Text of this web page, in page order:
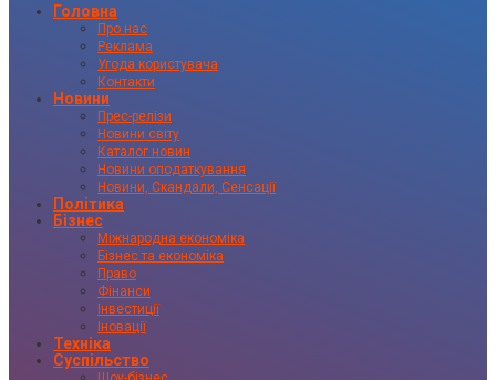
Головна
Про нас
Реклама
Угода користувача
Контакти
Новини
Прес-релізи
Новини світу
Каталог новин
Новини оподаткування
Новини, Скандали, Сенсації
Політика
Бізнес
Міжнародна економіка
Бізнес та економіка
Право
Фінанси
Інвестиції
Іновації
Техніка
Суспільство